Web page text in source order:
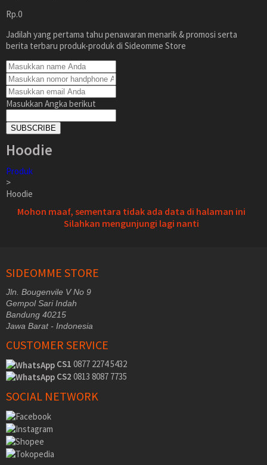
Rp.0
Jadilah yang pertama tahu penawaran menarik & promosi serta
berita terbaru produk-produk di Sideomme Store
Masukkan Angka berikut
SUBSCRIBE
Hoodie
Produk
>
Hoodie
Mohon maaf, sementara tidak ada data di halaman ini
Silahkan mengunjungi lagi nanti
SIDEOMME STORE
Jln. Bougenvile V No 9
Gempol Sari Indah
Bandung 40215
Jawa Barat - Indonesia
CUSTOMER SERVICE
CS1 0877 2274 5432
CS2 0813 8087 7735
SOCIAL NETWORK